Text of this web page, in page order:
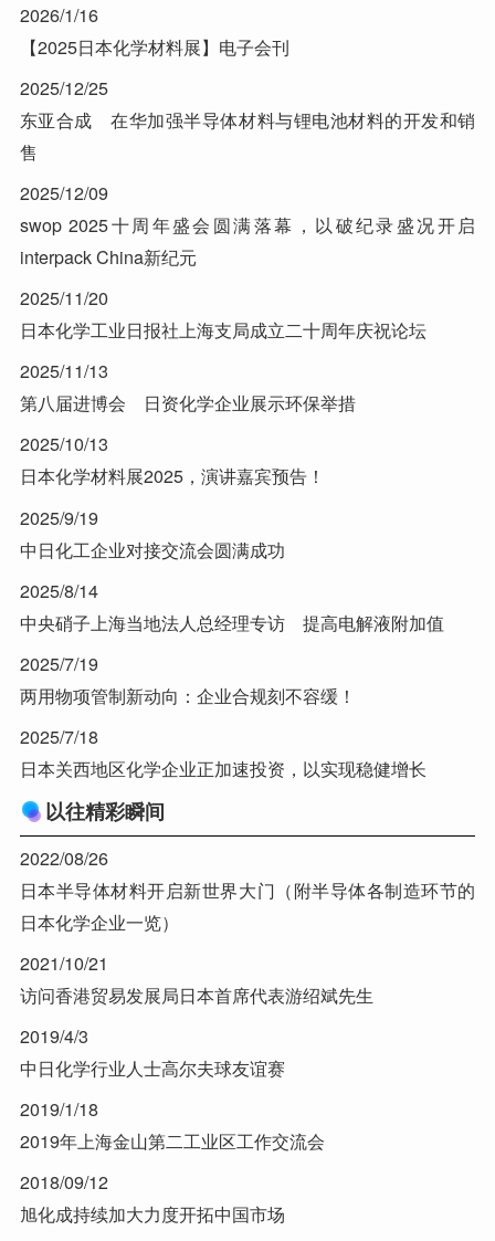
2026/1/16
【2025日本化学材料展】电子会刊
2025/12/25
东亚合成 在华加强半导体材料与锂电池材料的开发和销
售
2025/12/09
swop 2025十周年盛会圆满落幕，以破纪录盛况开启
interpack China新纪元
2025/11/20
日本化学工业日报社上海支局成立二十周年庆祝论坛
2025/11/13
第八届进博会 日资化学企业展示环保举措
2025/10/13
日本化学材料展2025，演讲嘉宾预告！
2025/9/19
中日化工企业对接交流会圆满成功
2025/8/14
中央硝子上海当地法人总经理专访 提高电解液附加值
2025/7/19
两用物项管制新动向：企业合规刻不容缓！
2025/7/18
日本关西地区化学企业正加速投资，以实现稳健增长
以往精彩瞬间
2022/08/26
日本半导体材料开启新世界大门（附半导体各制造环节的
日本化学企业一览）
2021/10/21
访问香港贸易发展局日本首席代表游绍斌先生
2019/4/3
中日化学行业人士高尔夫球友谊赛
2019/1/18
2019年上海金山第二工业区工作交流会
2018/09/12
旭化成持续加大力度开拓中国市场